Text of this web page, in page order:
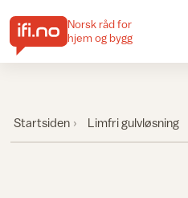
Norsk råd for
hjem og bygg
Startsiden Limfri gulvløsning